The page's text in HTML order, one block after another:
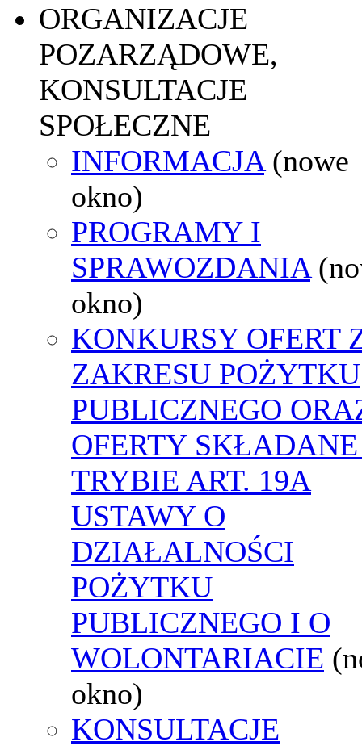
ORGANIZACJE
POZARZĄDOWE,
KONSULTACJE
SPOŁECZNE
INFORMACJA (nowe
okno)
PROGRAMY I
SPRAWOZDANIA
okno)
KONKURSY OFERT
ZAKRESU POŻYTKU
PUBLICZNEGO
OFERTY
TRYBIE ART. 19A
USTAWY O
DZIAŁALNOŚCI
POŻYTKU
PUBLICZNEGO I O
WOLONTARIACIE
okno)
KONSULTACJE